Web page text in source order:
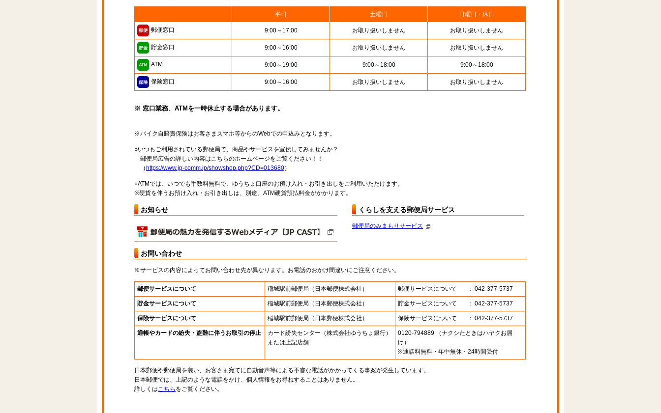
平日 土曜日 日曜日・休日
郵便窓口 9:00～17:00 お取り扱いしません お取り扱いしません
貯金窓口 9:00～16:00 お取り扱いしません お取り扱いしません
ATM 9:00～19:00 9:00～18:00 9:00～18:00
保険窓口 9:00～16:00 お取り扱いしません お取り扱いしません
※ 窓口業務、ATMを一時休止する場合があります。
※バイク自賠責保険はお客さまスマホ等からのWebでの申込みとなります。
○いつもご利用されている郵便局で、商品やサービスを宣伝してみませんか？
郵便局広告の詳しい内容はこちらのホームページをご覧ください！！
（ https://www.jp-comm.jp/showshop.php?CD=013680）
○ATMでは、いつでも手数料無料で、ゆうちょ口座のお預け入れ・お引き出しをご利用いただけます。
※硬貨を伴うお預け入れ・お引き出しは、別途、ATM硬貨預払料金がかかります。
お知らせ くらしを支える郵便局サービス
郵便局のみまもりサービス
お問い合わせ
※サービスの内容によってお問い合わせ先が異なります。お電話のおかけ間違いにご注意ください。
郵便サービスについて 稲城駅前郵便局 （日本郵便株式会社） 郵便サービスについて ： 042-377-5737
貯金サービスについて 稲城駅前郵便局 （日本郵便株式会社） 貯金サービスについて ： 042-377-5737
保険サービスについて 稲城駅前郵便局 （日本郵便株式会社） 保険サービスについて ： 042-377-5737
通帳やカードの紛失・盗難に伴うお取引の停止 カード紛失センター （株式会社ゆうちょ銀行）
または上記店舗
0120-794889 （ナクシたときはハヤクお届
け）
※通話料無料・年中無休・24時間受付
日本郵便や郵便局を装い、お客さま宛てに自動音声等による不審な電話がかかってくる事案が発生しています。
日本郵便では、上記のような電話をかけ、個人情報をお尋ねすることはありません。
詳しくはこちら をご覧ください。